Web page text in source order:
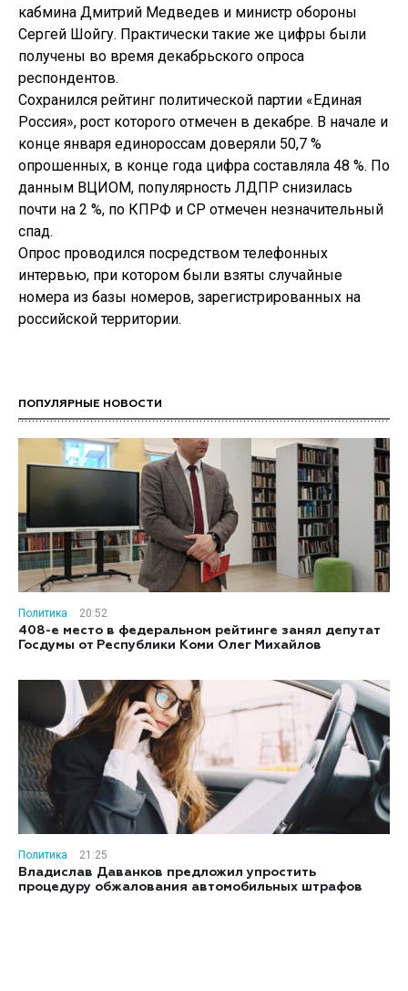
кабмина Дмитрий Медведев и министр обороны
Сергей Шойгу. Практически такие же цифры были
получены во время декабрьского опроса
респондентов.
Сохранился рейтинг политической партии «Единая
Россия», рост которого отмечен в декабре. В начале и
конце января единороссам доверяли 50,7 %
опрошенных, в конце года цифра составляла 48 %. По
данным ВЦИОМ, популярность ЛДПР снизилась
почти на 2 %, по КПРФ и СР отмечен незначительный
спад.
Опрос проводился посредством телефонных
интервью, при котором были взяты случайные
номера из базы номеров, зарегистрированных на
российской территории.
ПОПУЛЯРНЫЕ НОВОСТИ
Политика
20:52
408-е место в федеральном рейтинге занял депутат
Госдумы от Республики Коми Олег Михайлов
Политика
21:25
Владислав Даванков предложил упростить
процедуру обжалования автомобильных штрафов